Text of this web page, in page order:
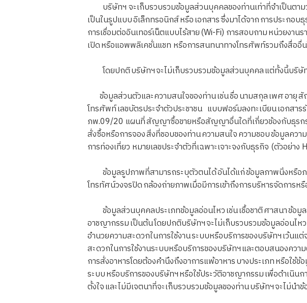
บริษัทฯ จะเก็บรวบรวมข้อมูลส่วนบุคคลของท่านเท่าที่จำเป็นตาม
เป็นในรูปแบบ อิเล็กทรอนิกส์ หรือ เอกสาร ซึ่งมาได้จาก การประกอ
การเชื่อมต่ออินเทอร์เน็ตแบบไร้สาย (Wi-Fi) การสอบถาม หน่วยงา
เปิด หรือแอพพลิเคชั่นแชท หรือการสนทนาทางโทรศัพท์รวมถึงสื่ออื่
โดยปกติ บริษัทฯ จะไม่เก็บรวบรวมข้อมูลส่วนบุคคล แต่ทั้งนี้บริษั
ข้อมูลส่วนตัวและความสนใจของท่าน เช่น ชื่อ นามสกุล เพศ อายุ
โทรศัพท์ เลขบัตรประจำตัวประชาชน แบบฟอร์มลงทะเบียน เอกสา
ภพ.09/20 แผนที่ สัญญาซื้อขายหรือสัญญาอื่นใดที่เกี่ยวข้องกับธุรกร
สั่งซื้อหรือการจอง สิ่งที่ชอบของท่าน ความสนใจ ความชอบ ข้อมูลคว
การท่องเที่ยว หมายเลขประจำตัวที่เฉพาะเจาะจงกับธุรกิจ (ตัวอย่า
ข้อมูลรูปภาพที่สามารถระบุตัวตนได้ อันได้แก่ ข้อมูลภาพนิ่งหรือภ
โทรทัศน์วงจรปิด กล้องถ่ายภาพเมื่อมีการเข้าถึงการบริหารจัดการห
ข้อมูลส่วนบุคคลประเภทข้อมูลอ่อนไหว เช่น เชื้อชาติ ศาสนา ข้อมู
อาชญากรรม เป็นต้น โดยปกติบริษัทฯ จะไม่เก็บรวบรวมข้อมูลอ่อน
อำนวยความสะดวกในการใช้งาน ระบบหรือบริการของบริษัทฯ เว้น
สะดวกในการใช้งานระบบหรือบริการของบริษัทฯ และตอบสนองคว
การสั่งอาหารโดยต้องคำนึงถึงอาการแพ้อาหาร บางประเภท หรือใ
ระบบ หรือบริการของบริษัทฯ หรือใช้ประวัติอาชญากรรม เพื่อดำเนิ
ตั้งใจ และไม่มีเจตนาที่จะเก็บรวบรวมข้อมูลของท่าน บริษัทฯ จะไม่นำ